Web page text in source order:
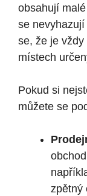
obsahují
se
se, že je
místech
Pokud si
můžete se
zpětný